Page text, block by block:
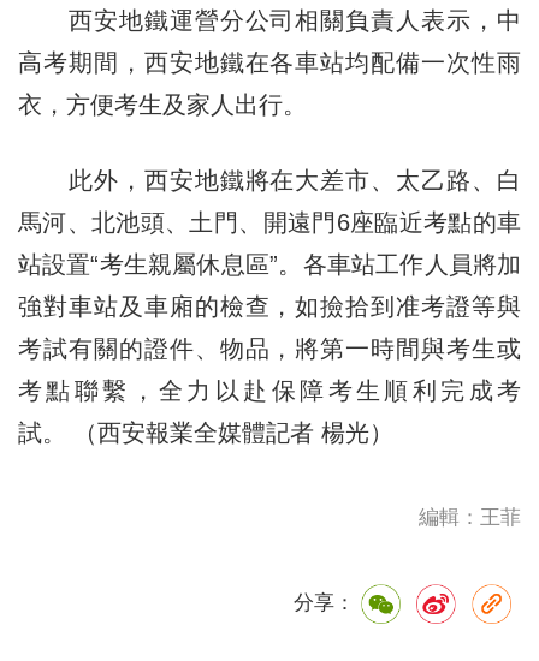
西安地鐵運營分公司相關負責人表示，中
高考期間，西安地鐵在各車站均配備一次性雨
衣，方便考生及家人出行。
此外，西安地鐵將在大差市、太乙路、白
馬河、北池頭、土門、開遠門6座臨近考點的車
站設置“考生親屬休息區”。各車站工作人員將加
強對車站及車廂的檢查，如撿拾到准考證等與
考試有關的證件、物品，將第一時間與考生或
考點聯繫，全力以赴保障考生順利完成考
試。 （西安報業全媒體記者 楊光）
編輯：王菲
分享：